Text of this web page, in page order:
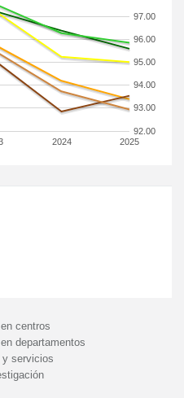
2024 2025
92.00
93.00
94.00
95.00
96.00
97.00
centros
departamentos
y servicios